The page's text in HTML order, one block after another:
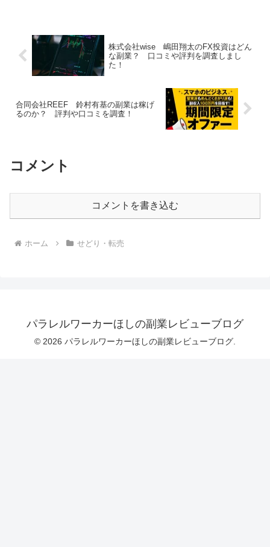
株式会社wise 嶋田翔太のFX投資はどん
な副業？ 口コミや評判を調査しまし
た！
合同会社REEF 鈴村有基の副業は稼げ
るのか？ 評判や口コミを調査！
コメント
コメントを書き込む
ホーム せどり・転売
パラレルワーカーほしの副業レビューブログ
© 2026 パラレルワーカーほしの副業レビューブログ.